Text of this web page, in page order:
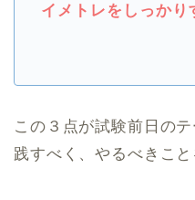
イメトレをしっかり
この３点が試験前日の
践すべく、やるべきこ